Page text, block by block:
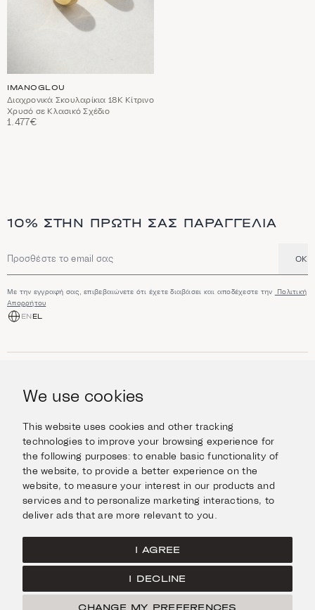
We use cookies
This website uses cookies and other tracking
technologies to improve your browsing experience for
the following purposes:to enable basic functionality of
the website,to provide a better experience on the
website,to measure your interest in our products and
services and to personalize marketing interactions, to
deliver ads that are more relevant to you
I AGREE
I DECLINE
CHANGE MY PREFERENCES
IMANOGLOU
Διαχρονικά Σκουλαρίκια 18Κ Κίτρινο
Χρυσό σε Κλασικό Σχέδιο
1.477€
10% ΣΤΗΝ ΠΡΏΤΗ ΣΑΣ ΠΑΡΑΓΓΕΛΊΑ
Διεύθυνση email OK
Με την εγγραφή σας, επιβεβαιώνετε ότι έχετε διαβάσει και αποδέχεστε την
Πολιτική
Απορρήτου
EN EL
Κοσμήματα
Ρολόγια
Ταξιδέψτε με Στυλ
Giftcard
ΠΛΗΡΟΦΟΡΊΕΣ
Βοήθεια και Ερωτήσεις
Αποστολές και επιστροφές
Επικοινωνήστε μαζί μας
ΣΧΕΤΙΚΆ ΜΕ ΕΜΆΣ
Η οικογένεια Ιμάνογλου
Τα καταστήματά μας
Facebook
ΝΟΜΙΚΆ
Πολιτική Cookies
Πολιτική Απορρήτου